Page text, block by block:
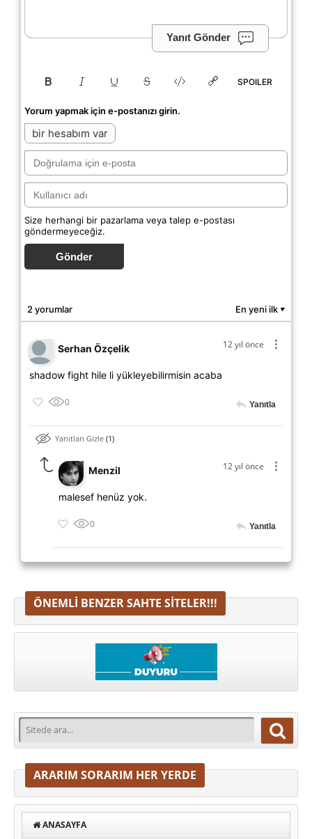
Yanıt Gönder
SPOILER
Yorum yapmak için e-postanızı girin.
bir hesabım var
Size herhangi bir pazarlama veya talep e-postası
göndermeyeceğiz.
Gönder
2 yorumlar En yeni ilk ▼
12 yıl önce
Serhan Özçelik
shadow fight hile li yükleyebilirmisin acaba
0 Yanıtla
Yanıtları Gizle 1
12 yıl önce
Menzil
malesef henüz yok.
0 Yanıtla
ÖNEMLI BENZER SAHTE SITELER!!!
ARARIM SORARIM HER YERDE
ANASAYFA